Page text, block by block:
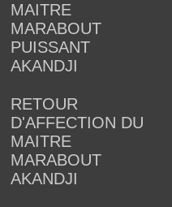
MAITRE
MARABOUT
PUISSANT
AKANDJI
RETOUR
D'AFFECTION DU
MAITRE
MARABOUT
AKANDJI